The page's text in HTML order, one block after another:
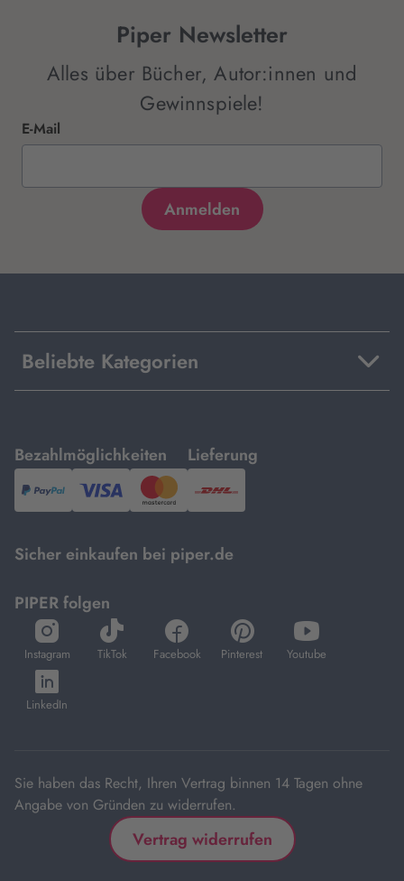
Piper Newsletter
Alles über Bücher, Autor:innen und
Gewinnspiele!
E-Mail
Beliebte Kategorien
Bezahlmöglichkeiten
mit
PayPal,Visa
und
Lieferung
mit
DHL.
Sicher einkaufen bei piper.de
PIPER folgen
Instagram
öffnet
in
neuem
Tab
TikTok
öffnet
in
Facebook
öffnet
in
Pinterest
öffnet
in
Youtube
öffnet
in
LinkedIn
öffnet
in
Sie haben das Recht, Ihren Vertrag binnen 14 Tagen ohne
Angabe von Gründen zu widerrufen.
Vertrag widerrufen